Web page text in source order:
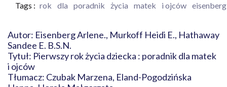
Tags : rok dla poradnik życia matek i ojców eisenberg
Autor: Eisenberg Arlene., Murkoff Heidi E., Hathaway
Sandee E. B.S.N.
Tytuł: Pierwszy rok życia dziecka : poradnik dla matek
i ojców
Tłumacz: Czubak Marzena, Eland-Pogodzińska